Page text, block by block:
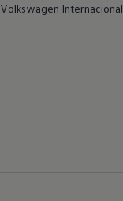
Volkswagen Internacional